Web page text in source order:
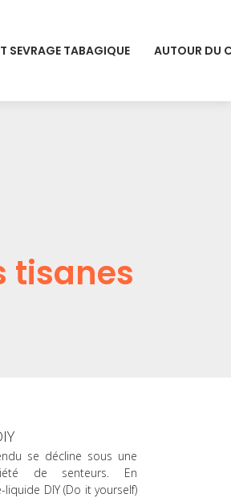
SEVRAGE TABAGIQUE AUTOUR DU
tisanes
se décline sous une
de senteurs. En
liquide DIY (Do it yourself)